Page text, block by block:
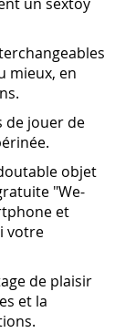
mieux, en
de jouer de
objet
"We-
et
votre
de plaisir
et la